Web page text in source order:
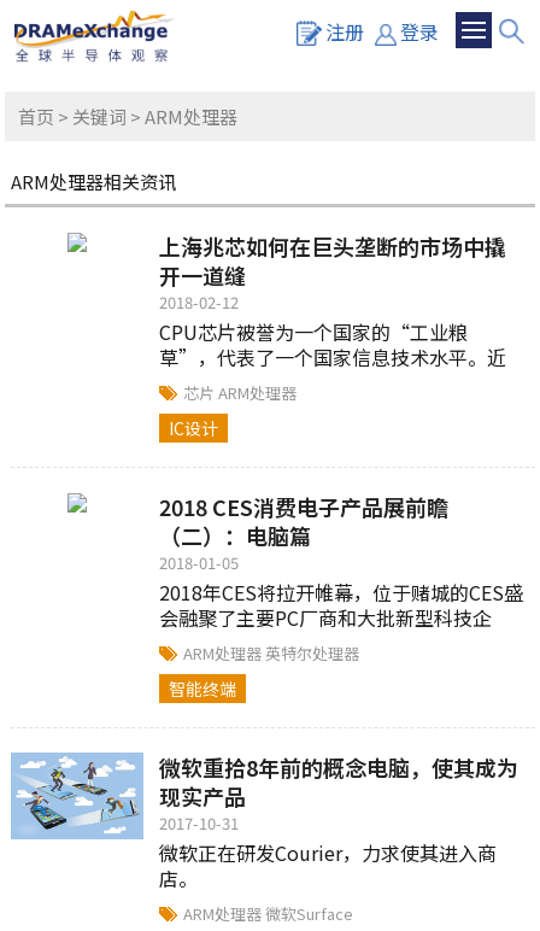
注册 登录
首页 > 关键词 > ARM处理器
ARM处理器相关资讯
上海兆芯如何在巨头垄断的市场中撬
开一道缝
2018-02-12
CPU芯片被誉为一个国家的“工业粮
草”，代表了一个国家信息技术水平。近
年来，中国信息产业飞速发展，却一直深
受“缺芯”之苦。十几年来，芯片...
芯片ARM处理器
IC设计
2018 CES消费电子产品展前瞻
（二）：电脑篇
2018-01-05
2018年CES将拉开帷幕，位于赌城的CES盛
会融聚了主要PC厂商和大批新型科技企
业。作为一年一度的最先举办的技术行业
盛会，CES往往能给...
ARM处理器 英特尔处理器
智能终端
微软重拾8年前的概念电脑，使其成为
现实产品
2017-10-31
微软正在研发Courier，力求使其进入商
店。
ARM处理器微软Surface